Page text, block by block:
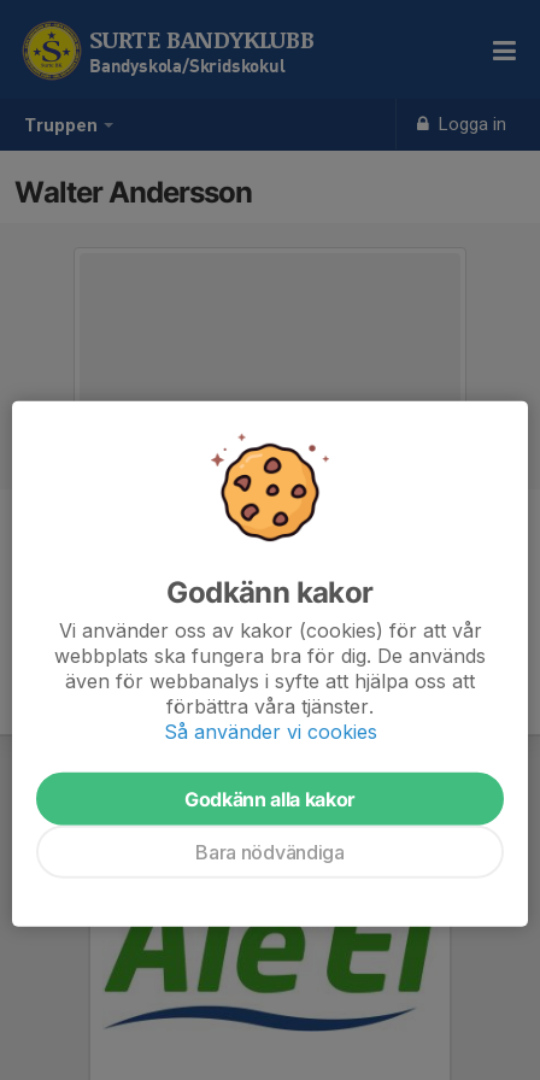
Truppen Logga in
SURTE BANDYKLUBB
Bandyskola/Skridskokul
Walter Andersson
Godkänn kakor
Vi använder oss av kakor (cookies) för att vår
webbplats ska fungera bra för dig. De används
även för webbanalys i syfte att hjälpa oss att
förbättra våra tjänster.
Så använder vi cookies
Godkänn alla kakor
Bara nödvändiga